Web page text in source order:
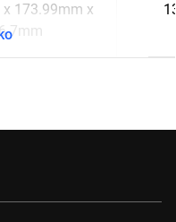
173.99mm x